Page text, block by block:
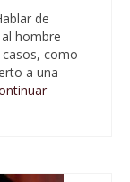
de
hombre
como
a una